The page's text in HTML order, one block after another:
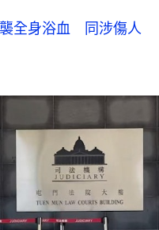
全身浴血 同涉傷人